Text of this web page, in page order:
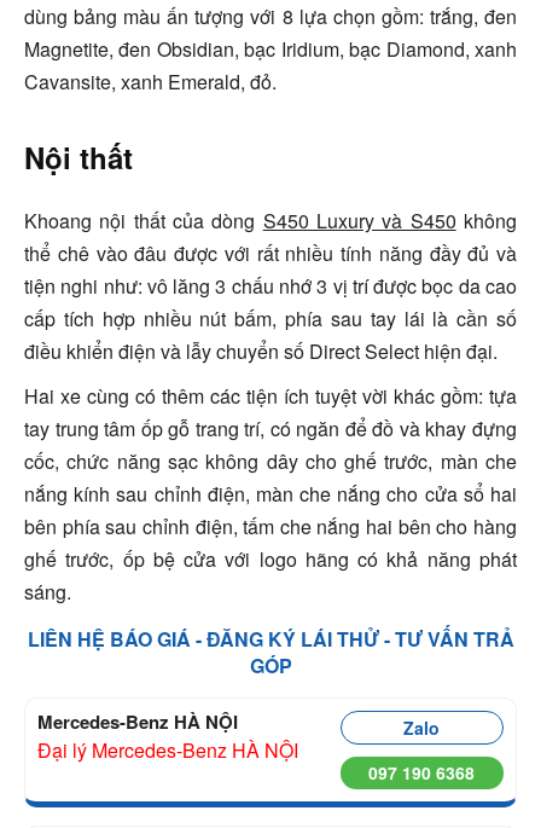
dùng bảng màu ấn tượng với 8 lựa chọn gồm: trắng, đen
Magnetite, đen Obsidian, bạc Iridium, bạc Diamond, xanh
Cavansite, xanh Emerald, đỏ.
Nội thất
Khoang nội thất của dòng S450 Luxury và S450 không
thể chê vào đâu được với rất nhiều tính năng đầy đủ và
tiện nghi như: vô lăng 3 chấu nhớ 3 vị trí được bọc da cao
cấp tích hợp nhiều nút bấm, phía sau tay lái là cần số
điều khiển điện và lẫy chuyển số Direct Select hiện đại.
Hai xe cùng có thêm các tiện ích tuyệt vời khác gồm: tựa
tay trung tâm ốp gỗ trang trí, có ngăn để đồ và khay đựng
cốc, chức năng sạc không dây cho ghế trước, màn che
nắng kính sau chỉnh điện, màn che nắng cho cửa sổ hai
bên phía sau chỉnh điện, tấm che nắng hai bên cho hàng
ghế trước, ốp bệ cửa với logo hãng có khả năng phát
sáng.
LIÊN HỆ BÁO GIÁ - ĐĂNG KÝ LÁI THỬ - TƯ VẤN TRẢ
GÓP
Mercedes-Benz HÀ NỘI
Đại lý Mercedes-Benz HÀ NỘI
Zalo
097 190 6368